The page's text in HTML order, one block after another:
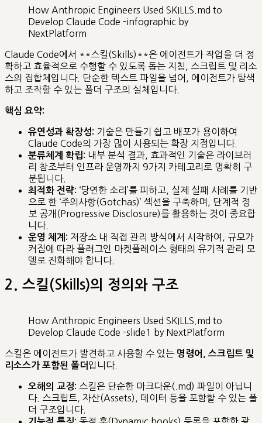
How Anthropic Engineers Used SKILLS.md to
Develop Claude Code -infographic by
NextPlatform
Claude Code에서 **스킬(Skills)**은 에이전트가 작업을 더 정
확하고 효율적으로 수행할 수 있도록 돕는 지침, 스크립트 및 리소
스의 집합체입니다. 단순한 텍스트 파일을 넘어, 에이전트가 탐색
하고 조작할 수 있는 폴더 구조의 실체입니다.
핵심 요약:
유연성과 확장성: 기술은 만들기 쉽고 배포가 용이하여
Claude Code의 가장 많이 사용되는 확장 지점입니다.
분류체계 확립: 내부 분석 결과, 효과적인 기술은 라이브러
리 참조부터 인프라 운영까지 9가지 카테고리로 명확히 구
분됩니다.
최적화 전략: ‘당연한 소리’를 피하고, 실제 실패 사례를 기반
으로 한 ‘주의사항(Gotchas)’ 섹션을 구축하며, 단계적 정
보 공개(Progressive Disclosure)를 활용하는 것이 중요합
니다.
운영 체계: 저장소 내 직접 관리 방식에서 시작하여, 규모가
커짐에 따라 플러그인 마켓플레이스 형태의 유기적 관리 모
델로 진화해야 합니다.
2. 스킬(Skills)의 정의와 구조
How Anthropic Engineers Used SKILLS.md to
Develop Claude Code -slide1 by NextPlatform
스킬은 에이전트가 발견하고 사용할 수 있는 명령어, 스크립트 및
리소스가 포함된 폴더 입니다.
오해의 교정: 스킬은 단순한 마크다운(.md) 파일이 아닙니
다. 스크립트, 자산(Assets), 데이터 등을 포함할 수 있는 폴
더 구조입니다.